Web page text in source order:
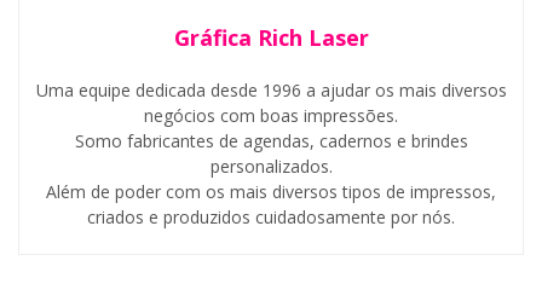
Gráfica Rich Laser
Uma equipe dedicada desde 1996 a ajudar os mais diversos
negócios com boas impressões.
Somo fabricantes de agendas, cadernos e brindes
personalizados.
Além de poder com os mais diversos tipos de impressos,
criados e produzidos cuidadosamente por nós.